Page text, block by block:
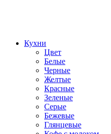
Кухни
Цвет
Белые
Черные
Желтые
Красные
Зеленые
Серые
Бежевые
Глянцевые